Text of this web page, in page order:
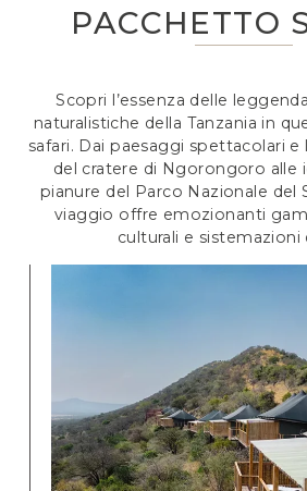
PACCHETTO
Scopri l’essenza delle
naturalistiche della Tanzania in
safari. Dai paesaggi spettacolari e
del cratere di Ngorongoro alle
pianure del Parco Nazionale del
viaggio offre emozionanti
culturali e sistemazioni